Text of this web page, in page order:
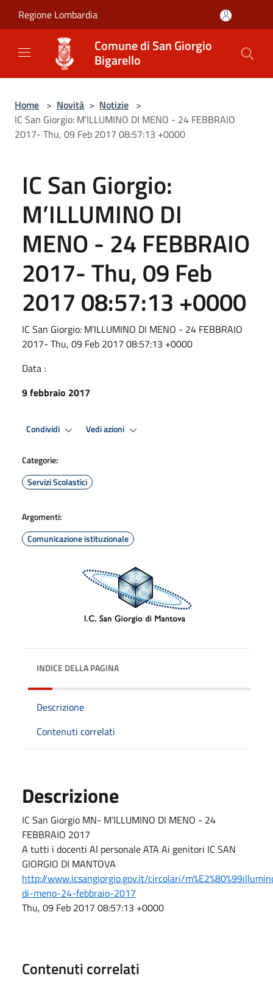
Regione Lombardia
Comune di San Giorgio
Bigarello
Home > Novità > Notizie >
IC San Giorgio: M’ILLUMINO DI MENO - 24 FEBBRAIO
2017- Thu, 09 Feb 2017 08:57:13 +0000
IC San Giorgio:
M’ILLUMINO DI
MENO - 24 FEBBRAIO
2017- Thu, 09 Feb
2017 08:57:13 +0000
IC San Giorgio: M’ILLUMINO DI MENO - 24 FEBBRAIO
2017- Thu, 09 Feb 2017 08:57:13 +0000
Data :
9 febbraio 2017
Condividi Vedi azioni
Categorie:
Servizi Scolastici
Argomenti:
Comunicazione istituzionale
INDICE DELLA PAGINA
Descrizione
Contenuti correlati
Descrizione
IC San Giorgio MN- M’ILLUMINO DI MENO - 24
FEBBRAIO 2017
A tutti i docenti Al personale ATA Ai genitori IC SAN
GIORGIO DI MANTOVA
http://www.icsangiorgio.gov.it/circolari/
di-meno-24-febbraio-2017
Thu, 09 Feb 2017 08:57:13 +0000
Contenuti correlati